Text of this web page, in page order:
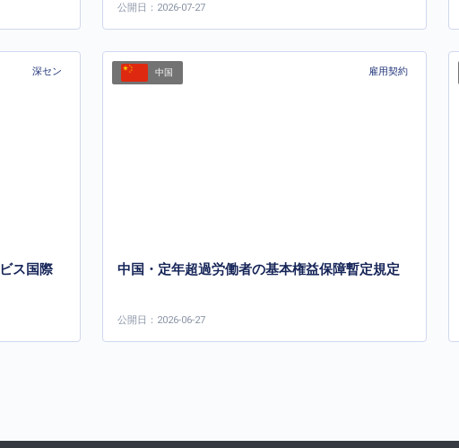
公開日：2026-07-27
深セン
ス国際
中国 雇用契約
中国・定年超過労働者の基本権益保障暫定規定
公開日：2026-06-27